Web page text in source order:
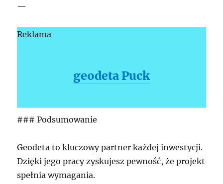
—
Reklama
geodeta Puck
### Podsumowanie
Geodeta to kluczowy partner każdej inwestycji.
Dzięki jego pracy zyskujesz pewność, że projekt
spełnia wymagania.